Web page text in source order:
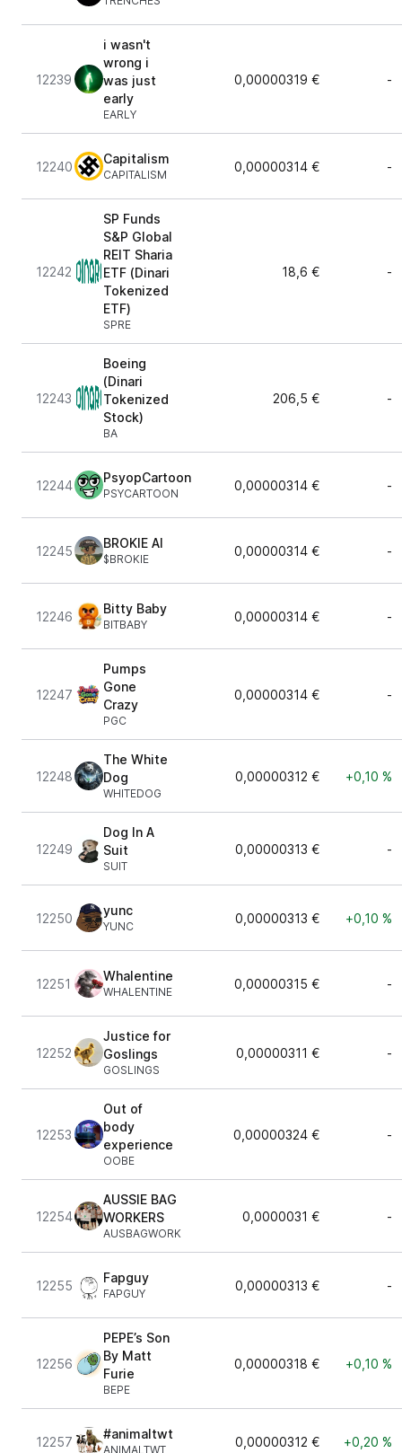
12239
i wasn't
wrong i
was just
early
EARLY
0,00000319 € -
12240
Capitalism
CAPITALISM
0,00000314 € -
12242
SP Funds
S&P Global
REIT Sharia
ETF (Dinari
Tokenized
ETF)
SPRE
18,6 € -
12243
Boeing
(Dinari
Tokenized
Stock)
BA
206,5 € -
12244
PsyopCartoon
PSYCARTOON
0,00000314 € -
12245
BROKIE AI
$BROKIE
0,00000314 € -
12246
Bitty Baby
BITBABY
0,00000314 € -
12247
Pumps
Gone
Crazy
PGC
0,00000314 € -
12248
The White
Dog
WHITEDOG
0,00000312 € +0,10 %
12249
Dog In A
Suit
SUIT
0,00000313 € -
12250
yunc
YUNC
0,00000313 € +0,10 %
12251
Whalentine
WHALENTINE
0,00000315 € -
12252
Justice for
Goslings
GOSLINGS
0,00000311 € -
12253
Out of
body
experience
OOBE
0,00000324 € -
12254
AUSSIE BAG
WORKERS
AUSBAGWORK
0,0000031 € -
12255
Fapguy
FAPGUY
0,00000313 € -
12256
PEPE’s Son
By Matt
Furie
BEPE
0,00000318 € +0,10 %
12257
#animaltwt
ANIMALTWT
0,00000312 € +0,20 %